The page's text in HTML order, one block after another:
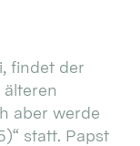
findet der
aber werde
statt. Papst